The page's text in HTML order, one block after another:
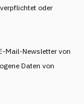
oder
Mail-Newsletter von
Daten von